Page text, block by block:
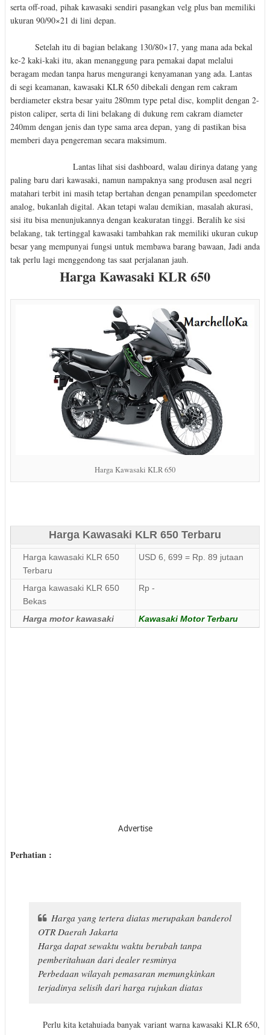
serta off-road, pihak kawasaki sendiri pasangkan velg plus ban memiliki
ukuran 90/90×21 di lini depan.
Setelah itu di bagian belakang 130/80×17, yang mana ada bekal
ke-2 kaki-kaki itu, akan menanggung para pemakai dapat melalui
beragam medan tanpa harus mengurangi kenyamanan yang ada. Lantas
di segi keamanan, kawasaki KLR 650 dibekali dengan rem cakram
berdiameter ekstra besar yaitu 280mm type petal disc, komplit dengan 2-
piston caliper, serta di lini belakang di dukung rem cakram diameter
240mm dengan jenis dan type sama area depan, yang di pastikan bisa
memberi daya pengereman secara maksimum.
Lantas lihat sisi dashboard, walau dirinya datang yang
paling baru dari kawasaki, namun nampaknya sang produsen asal negri
matahari terbit ini masih tetap bertahan dengan penampilan speedometer
analog, bukanlah digital. Akan tetapi walau demikian, masalah akurasi,
sisi itu bisa menunjukannya dengan keakuratan tinggi. Beralih ke sisi
belakang, tak tertinggal kawasaki tambahkan rak memiliki ukuran cukup
besar yang mempunyai fungsi untuk membawa barang bawaan, Jadi anda
tak perlu lagi menggendong tas saat perjalanan jauh.
Harga Kawasaki KLR 650
Harga Kawasaki KLR 650
Harga Kawasaki KLR 650 Terbaru
Harga kawasaki KLR 650
Terbaru
USD 6, 699 = Rp. 89 jutaan
Harga kawasaki KLR 650
Bekas
Rp -
Harga motor kawasaki Kawasaki Motor Terbaru
Advertise
Perhatian :
Harga yang tertera diatas merupakan banderol
OTR Daerah Jakarta
Harga dapat sewaktu waktu berubah tanpa
pemberitahuan dari dealer resminya
Perbedaan wilayah pemasaran memungkinkan
terjadinya selisih dari harga rujukan diatas
Perlu kita ketahuiada banyak variant warna kawasaki KLR 650,